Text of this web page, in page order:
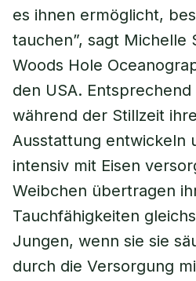
es ihnen ermöglicht,
tauchen”, sagt Michelle
Woods Hole
den USA.
während der Stillzeit
Ausstattung entwickeln
intensiv mit Eisen
Weibchen übertragen
Tauchfähigkeiten
Jungen, wenn sie sie
durch die Versorgung